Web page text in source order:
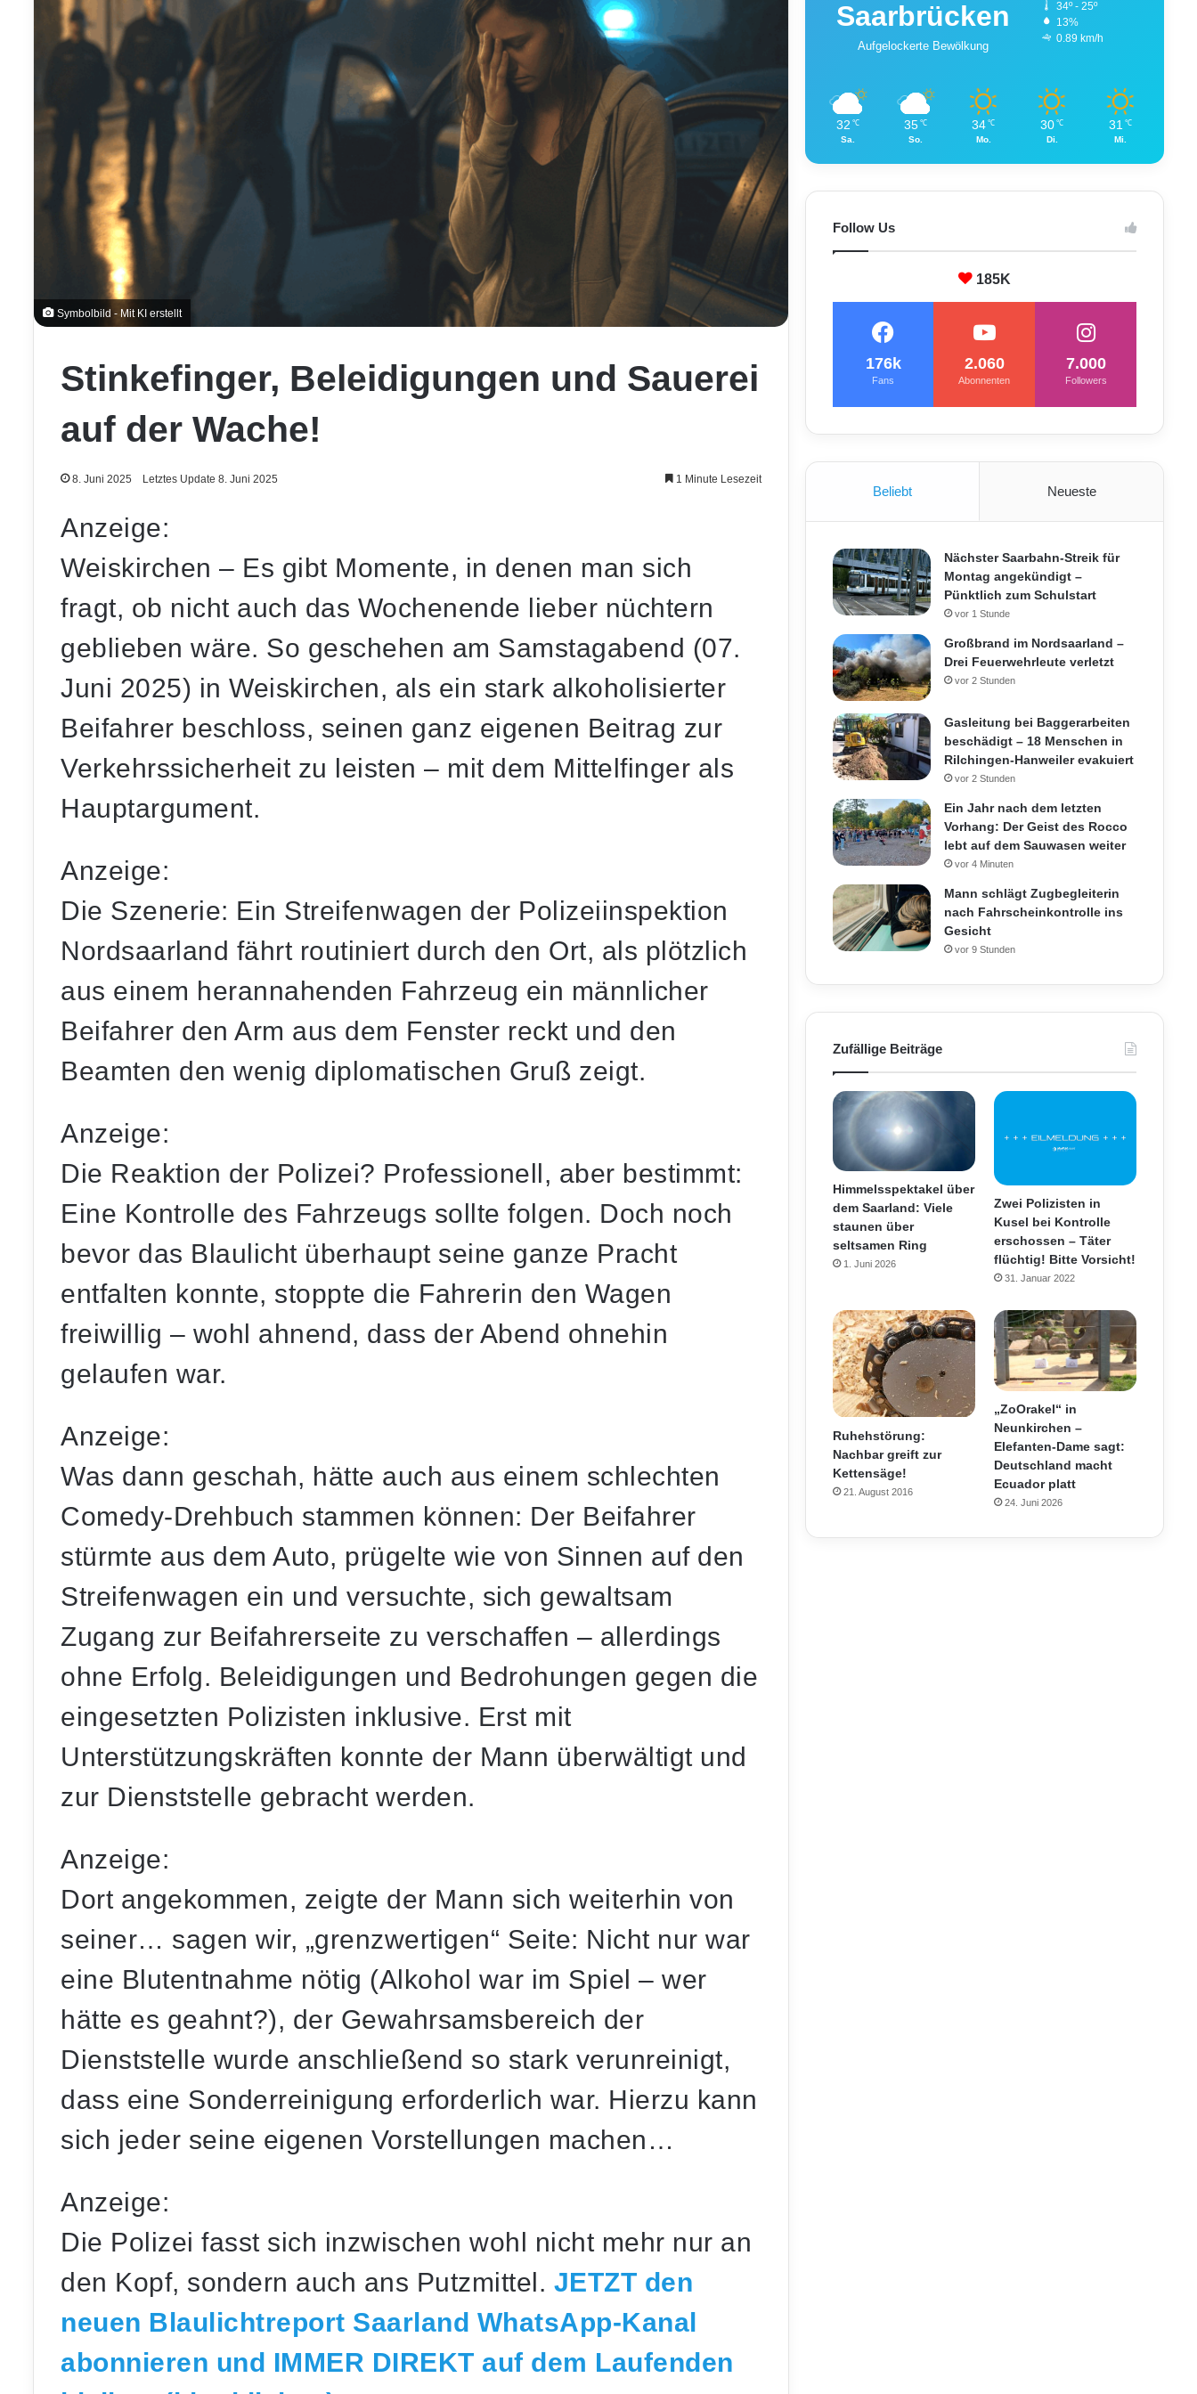
Symbolbild - Mit KI erstellt
Stinkefinger, Beleidigungen und Sauerei
auf der Wache!
8. Juni 2025 Letztes Update 8. Juni 2025 1 Minute Lesezeit
Anzeige:
Weiskirchen – Es gibt Momente, in denen man sich
fragt, ob nicht auch das Wochenende lieber nüchtern
geblieben wäre. So geschehen am Samstagabend (07.
Juni 2025) in Weiskirchen, als ein stark alkoholisierter
Beifahrer beschloss, seinen ganz eigenen Beitrag zur
Verkehrssicherheit zu leisten – mit dem Mittelfinger als
Hauptargument.
Anzeige:
Die Szenerie: Ein Streifenwagen der Polizeiinspektion
Nordsaarland fährt routiniert durch den Ort, als plötzlich
aus einem herannahenden Fahrzeug ein männlicher
Beifahrer den Arm aus dem Fenster reckt und den
Beamten den wenig diplomatischen Gruß zeigt.
Anzeige:
Die Reaktion der Polizei? Professionell, aber bestimmt:
Eine Kontrolle des Fahrzeugs sollte folgen. Doch noch
bevor das Blaulicht überhaupt seine ganze Pracht
entfalten konnte, stoppte die Fahrerin den Wagen
freiwillig – wohl ahnend, dass der Abend ohnehin
gelaufen war.
Anzeige:
Was dann geschah, hätte auch aus einem schlechten
Comedy-Drehbuch stammen können: Der Beifahrer
stürmte aus dem Auto, prügelte wie von Sinnen auf den
Streifenwagen ein und versuchte, sich gewaltsam
Zugang zur Beifahrerseite zu verschaffen – allerdings
ohne Erfolg. Beleidigungen und Bedrohungen gegen die
eingesetzten Polizisten inklusive. Erst mit
Unterstützungskräften konnte der Mann überwältigtund
zur Dienststelle gebracht werden.
Anzeige:
Dort angekommen, zeigte der Mann sich weiterhin von
seiner… sagen wir, „grenzwertigen“ Seite: Nicht nur war
eine Blutentnahme nötig (Alkohol war im Spiel – wer
hätte es geahnt?), der Gewahrsamsbereich der
Dienststelle wurde anschließend so stark verunreinigt,
dass eine Sonderreinigung erforderlich war. Hierzu kann
sich jeder seine eigenen Vorstellungen machen…
Anzeige:
Die Polizei fasst sich inzwischen wohl nicht mehr nur an
den Kopf, sondern auch ans Putzmittel. JETZT den
neuen Blaulichtreport Saarland WhatsApp-Kanal
abonnieren und IMMER DIREKT auf dem Laufenden
Schwerer Unfall auf der A6 bei St. Ingbert:
Zwei Menschen schwer verletzt
Saarbrücken
Aufgelockerte Bewölkung
34º - 25º
13%
0.89 km/h
32 ℃
Sa.
35 ℃
So.
34 ℃
Mo.
30 ℃
Di.
31 ℃
Mi.
Follow Us
185K
176k
Fans
2.060
Abonnenten
7.000
Followers
Beliebt Neueste
Nächster Saarbahn-Streik für
Montag angekündigt –
Pünktlich zum Schulstart
vor 1 Stunde
Großbrand im Nordsaarland –
Drei Feuerwehrleute verletzt
vor 2 Stunden
Gasleitung bei Baggerarbeiten
beschädigt – 18 Menschen in
Rilchingen-Hanweiler evakuiert
vor 2 Stunden
Ein Jahr nach dem letzten
Vorhang: Der Geist des Rocco
lebt auf dem Sauwasen weiter
vor 4 Minuten
Mann schlägt Zugbegleiterin
nach Fahrscheinkontrolle ins
Gesicht
vor 9 Stunden
Zufällige Beiträge
Himmelsspektakel über
dem Saarland: Viele
staunen über
seltsamen Ring
1. Juni 2026
Zwei Polizisten in
Kusel bei Kontrolle
erschossen – Täter
flüchtig! Bitte Vorsicht!
31. Januar 2022
Ruhehstörung:
Nachbar greift zur
Kettensäge!
21. August 2016
„ZoOrakel“ in
Neunkirchen –
Elefanten-Dame sagt:
Deutschland macht
Ecuador platt
24. Juni 2026